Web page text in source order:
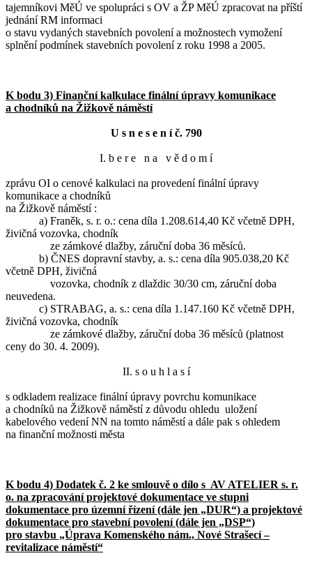
tajemníkovi MěÚ ve spolupráci s OV a ŽP MěÚ zpracovat na příští
jednání RM informaci
o stavu vydaných stavebních povolení a možnostech vymožení
splnění podmínek stavebních povolení z roku 1998 a 2005.
K bodu 3) Finanční kalkulace finální úpravy komunikace
a chodníků na Žižkově náměstí
U s n e s e n í č. 790
I. b e r e n a v ě d o m í
zprávu OI o cenové kalkulaci na provedení finální úpravy
komunikace a chodníků
na Žižkově náměstí :
a) Franěk, s. r. o.: cena díla 1.208.614,40 Kč včetně DPH,
živičná vozovka, chodník
ze zámkové dlažby, záruční doba 36 měsíců.
b) ČNES dopravní stavby, a. s.: cena díla 905.038,20 Kč
včetně DPH, živičná
vozovka, chodník z dlaždic 30/30 cm, záruční doba
neuvedena.
c) STRABAG, a. s.: cena díla 1.147.160 Kč včetně DPH,
živičná vozovka, chodník
ze zámkové dlažby, záruční doba 36 měsíců (platnost
ceny do 30. 4. 2009).
II. s o u h l a s í
s odkladem realizace finální úpravy povrchu komunikace
a chodníků na Žižkově náměstí z důvodu ohledu uložení
kabelového vedení NN na tomto náměstí a dále pak s ohledem
na finanční možnosti města
K bodu 4) Dodatek č. 2 ke smlouvě o dílo s AV ATELIER s. r.
o. na zpracování projektové dokumentace ve stupni
dokumentace pro územní řízení (dále jen „DUR“) a projektové
dokumentace pro stavební povolení (dále jen „DSP“)
pro stavbu „Úprava Komenského nám., Nové Strašecí –
revitalizace náměstí“